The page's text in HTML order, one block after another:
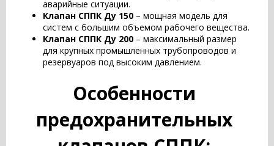
аварийные ситуации.
Клапан СППК Ду 150 – мощная модель для
систем с большим объемом рабочего вещества.
Клапан СППК Ду 200 – максимальный размер
для крупных промышленных трубопроводов и
резервуаров под высоким давлением.
Особенности
предохранительных